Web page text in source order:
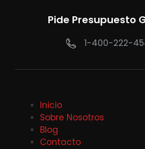
Pide Presupuesto
1-400-222-
Inicio
Sobre Nosotros
Blog
Contacto